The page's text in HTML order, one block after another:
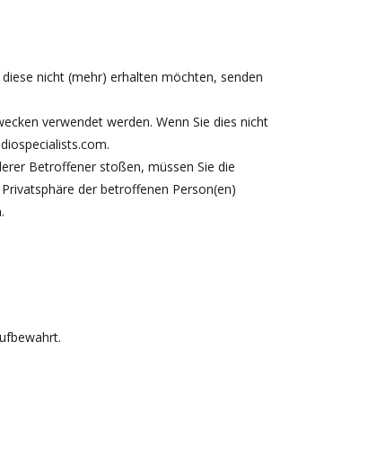
nicht (mehr) erhalten möchten, senden
verwendet werden. Wenn Sie dies nicht
.
Betroffener stoßen, müssen Sie die
der betroffenen Person(en)